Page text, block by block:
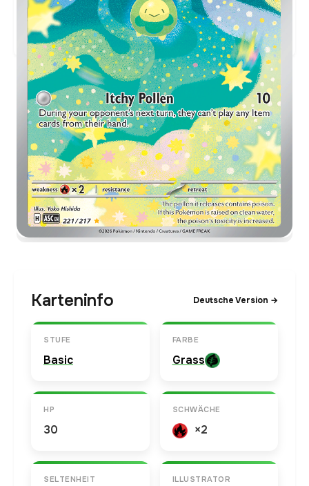
Preise werden täglich aktualisiert.
Karteninfo Deutsche Version →
STUFE
Basic
FARBE
Grass
HP
30
SCHWÄCHE
×2
SELTENHEIT ILLUSTRATOR